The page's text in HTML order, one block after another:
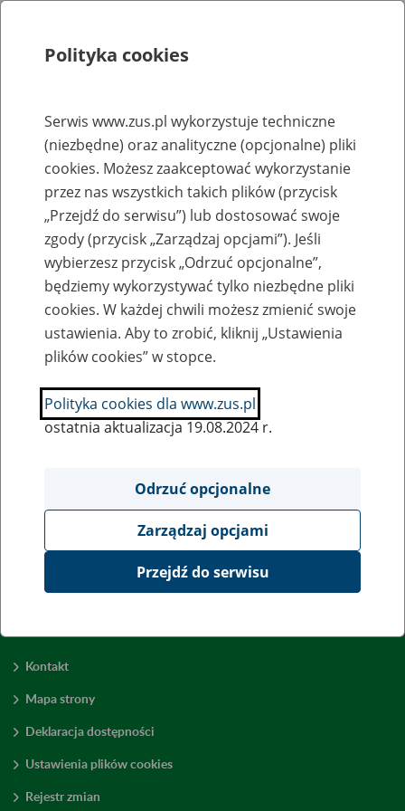
Rejestry, ewidencje i archiwa
Baza zlikwidowanych lub
przekształconych zakładów pracy
Nazwa zakładu pracy:
SZUKAJ
Wyświetl wszystkie
Kontakt
Mapa strony
Deklaracja dostępności
Ustawienia plików cookies
Rejestr zmian
Polityka cookies
Serwis www.zus.pl wykorzystuje techniczne
(niezbędne) oraz analityczne (opcjonalne) pliki
cookies. Możesz zaakceptować wykorzystanie
przez nas wszystkich takich plików (przycisk
„Przejdź do serwisu”) lub dostosować swoje
zgody (przycisk „Zarządzaj opcjami”). Jeśli
wybierzesz przycisk „Odrzuć opcjonalne”,
będziemy wykorzystywać tylko niezbędne pliki
cookies. W każdej chwili możesz zmienić swoje
ustawienia. Aby to zrobić, kliknij „Ustawienia
plików cookies” w stopce.
Polityka cookies dla www.zus.pl
ostatnia aktualizacja 19.08.2024 r.
Odrzuć opcjonalne
Zarządzaj opcjami
Przejdź do serwisu